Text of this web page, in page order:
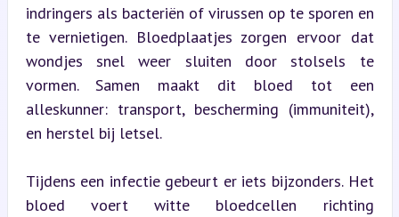
indringers als bacteriën of virussen op te sporen en
te vernietigen. Bloedplaatjes zorgen ervoor dat
wondjes snel weer sluiten door stolsels te
vormen. Samen maakt dit bloed tot een
alleskunner: transport, bescherming (immuniteit),
en herstel bij letsel.
Tijdens een infectie gebeurt er iets bijzonders. Het
bloed voert witte bloedcellen richting